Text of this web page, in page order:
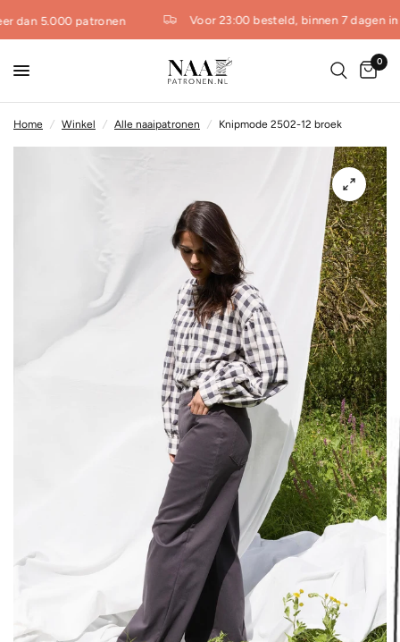
dan 5.000 patronen Voor 23:00 besteld, binnen 7 dagen in
0
Home / Winkel / Alle naaipatronen / Knipmode 2502-12 broek